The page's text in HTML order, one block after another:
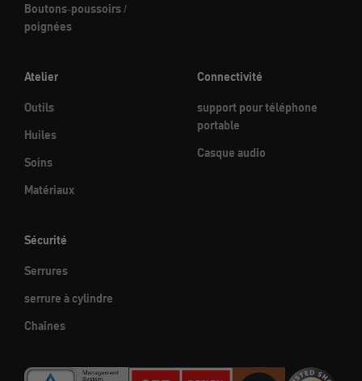
Boutons-poussoirs /
poignées
Atelier
Outils
Huiles
Soins
Matériaux
Connectivité
support pour téléphone
portable
Casque audio
Sécurité
Serrures
serrure à cylindre
Chaînes